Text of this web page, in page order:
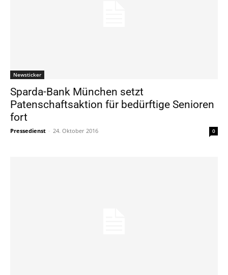
Newsticker
Sparda-Bank München setzt
Patenschaftsaktion für bedürftige Senioren
fort
Pressedienst - 24. Oktober 2016 0